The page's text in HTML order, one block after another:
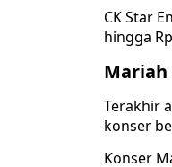
CK Star
hingga
Mariah
Terakhir
konser
Konser